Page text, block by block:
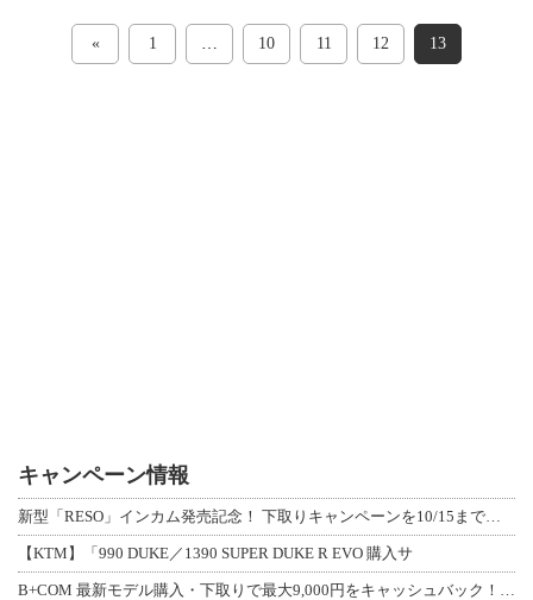
« 1 … 10 11 12 13
キャンペーン情報
新型「RESO」インカム発売記念！ 下取りキャンペーンを10/15まで延長して開
【KTM】「990 DUKE／1390 SUPER DUKE R EVO 購入サ
B+COM 最新モデル購入・下取りで最大9,000円をキャッシュバック！「B+F